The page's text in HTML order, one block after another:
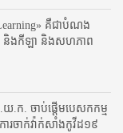
គឺជាបំណង
ន និងកីឡា និងសហភាព
.យ.ក. ចាប់ផ្តើមបេសកកម្ម
ារចាក់វ៉ាក់សាំងកូវីដ១៩